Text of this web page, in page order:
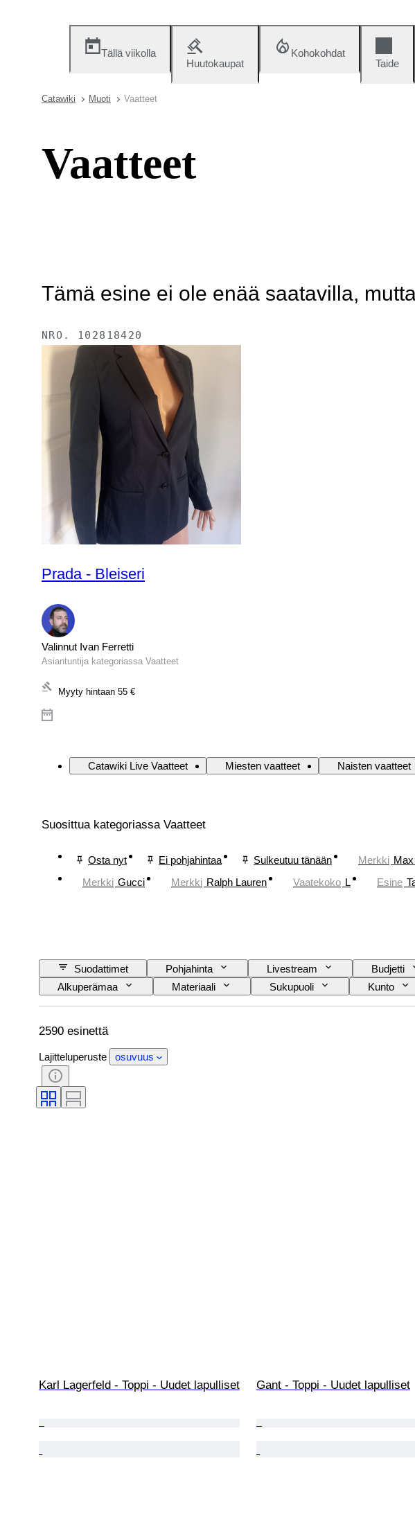
Tällä viikolla
Huutokaupat
Kohokohdat
Taide
Catawiki Muoti Vaatteet
Vaatteet
Tämä esine ei ole enää saatavilla,
NRO. 102818420
Prada - Bleiseri
Valinnut Ivan Ferretti
Asiantuntija kategoriassa Vaatteet
Myyty hintaan 55 €
Catawiki Live Vaatteet Miesten vaatteet Naisten vaatteet
Suosittua kategoriassa Vaatteet
Osta nyt Ei pohjahintaa Sulkeutuu tänään Merkki
Merkki Gucci Merkki Ralph Lauren Vaatekoko L Esine
Suodattimet Pohjahinta Livestream Budjetti
Alkuperämaa
Materiaali Sukupuoli Kunto
Esineen koko
Aikakausi Kuosi Paidan
2590 esinettä
Lajitteluperuste osuvuus
Karl Lagerfeld - Toppi - Uudet lapulliset Gant - Toppi - Uudet lapulliset